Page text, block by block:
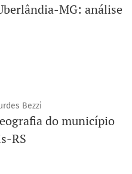
MG: análise
Bezzi
do município
RS